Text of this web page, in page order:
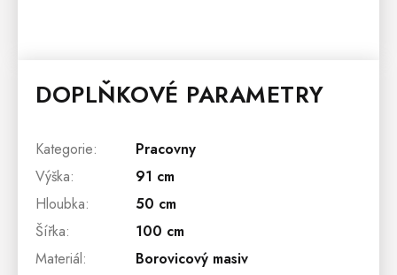
DOPLŇKOVÉ PARAMETRY
Kategorie:
Pracovny
Výška:
91 cm
Hloubka:
50 cm
Šířka:
100 cm
Materiál: Borovicový masiv